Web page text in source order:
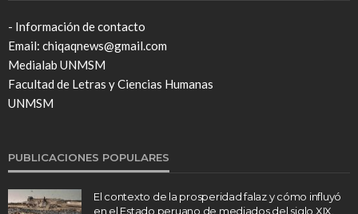
- Información de contacto
Email: chiqaqnews@gmail.com
Medialab UNMSM
Facultad de Letras y Ciencias Humanas
UNMSM
PUBLICACIONES POPULARES
El contexto de la prosperidad falaz y cómo influyó
en el Estado peruano de mediados del siglo XIX.